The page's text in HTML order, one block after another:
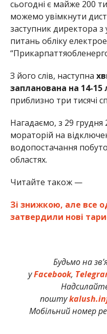
сьогодні є майже 200
можемо увімкнути
заступник директора
питань обліку
З його слів, наступна
запланована на 14-15
приблизно три тисячі
Нагадаємо, з 29 грудня
мораторій на
водопостачання
областях.
Читайте також —
Зі знижкою, але все
затвердили нові
Будьмо на
уFacebook,
пошту
Мобільний номер